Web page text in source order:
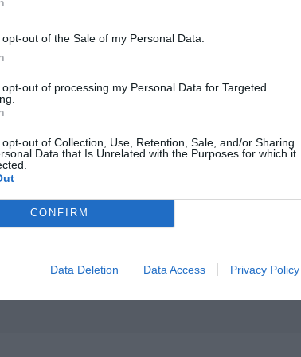
out of the Sale of my Personal Data.
out of processing my Personal Data for Targeted
out of Collection, Use, Retention, Sale, and/or Sharing
Data that Is Unrelated with the Purposes for which it
CONFIRM
Data Deletion Data Access Privacy Policy